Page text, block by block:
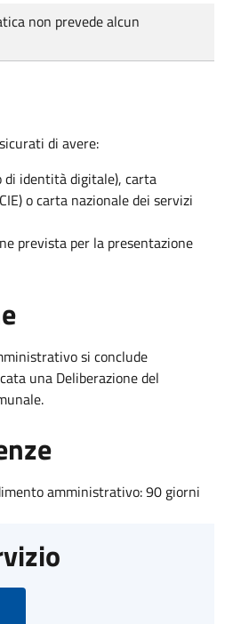
non prevede alcun
di avere:
di identità digitale), carta
o carta nazionale dei servizi
prevista per la presentazione
si conclude
una Deliberazione del
amministrativo: 90 giorni